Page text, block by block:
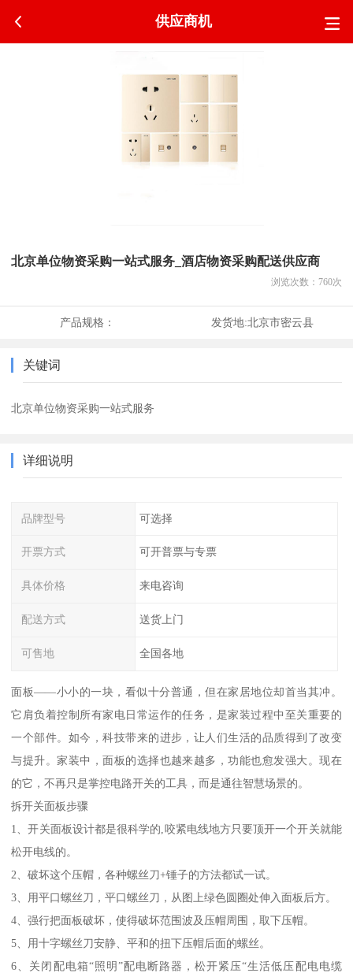
供应商机
北京单位物资采购一站式服务_酒店物资采购配送供应商
浏览次数： 760次
产品规格： 发货地:北京市密云县
关键词
北京单位物资采购一站式服务
详细说明
品牌型号 可选择
开票方式 可开普票与专票
具体价格 来电咨询
配送方式 送货上门
可售地 全国各地
面板——小小的一块，看似十分普通，但在家居地位却首当其冲。
它肩负着控制所有家电日常运作的任务，是家装过程中至关重要的
一个部件。如今，科技带来的进步，让人们生活的品质得到了改变
与提升。家装中，面板的选择也越来越多，功能也愈发强大。现在
的它，不再只是掌控电路开关的工具，而是通往智慧场景的。
拆开关面板步骤
1、开关面板设计都是很科学的,咬紧电线地方只要顶开一个开关就能
松开电线的。
2、破坏这个压帽，各种螺丝刀+锤子的方法都试一试。
3、用平口螺丝刀，平口螺丝刀，从图上绿色圆圈处伸入面板后方。
4、强行把面板破坏，使得破坏范围波及压帽周围，取下压帽。
5、用十字螺丝刀安静、平和的扭下压帽后面的螺丝。
6、关闭配电箱“照明”配电断路器，松开紧压“生活低压配电电缆